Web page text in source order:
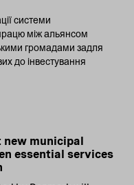
системи
між альянсом
громадами задля
до інвестування
municipal
essential services